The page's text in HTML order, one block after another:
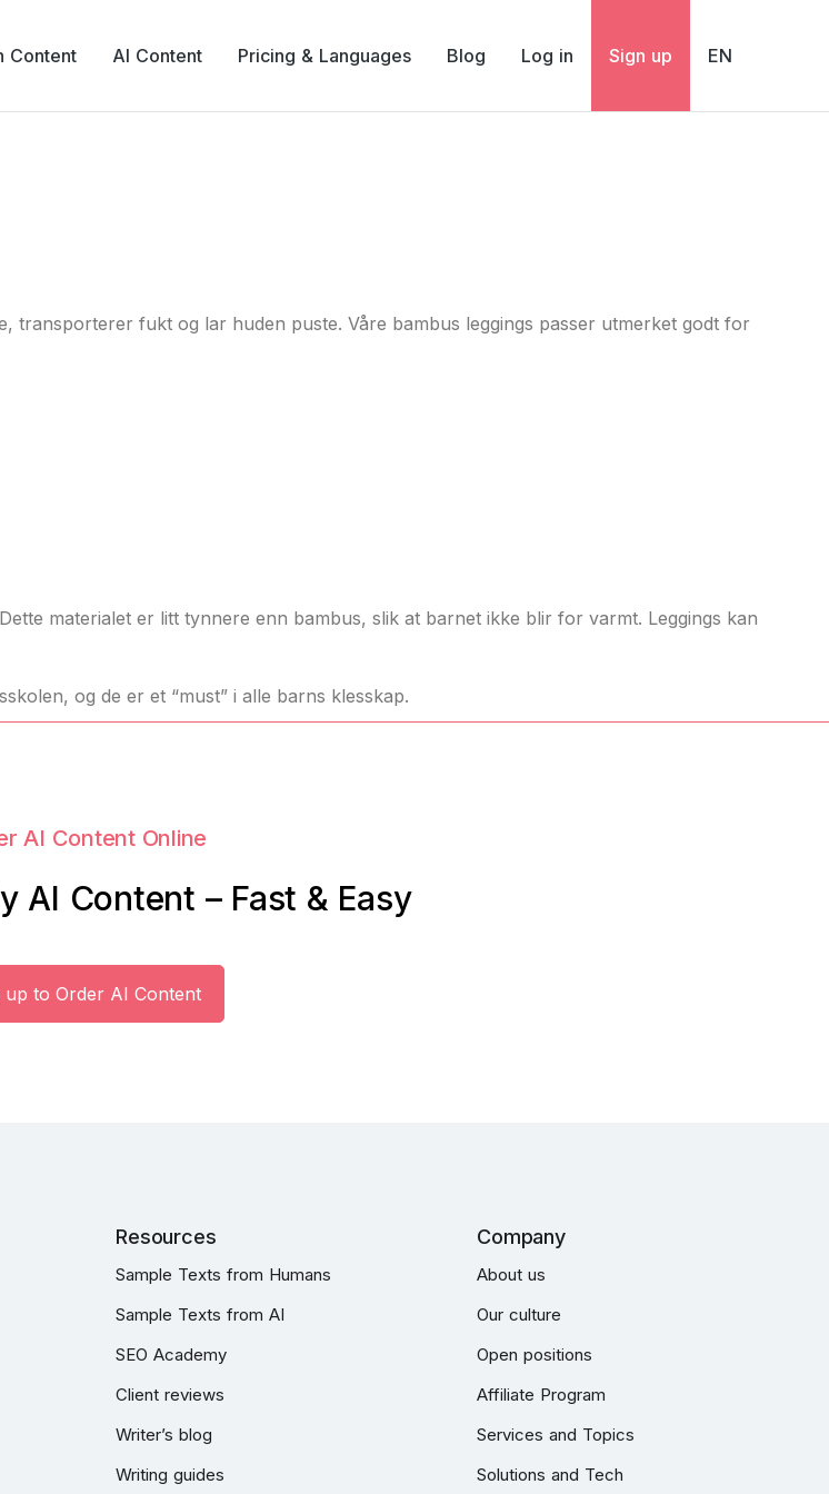
Content AI Content Pricing & Languages Blog Log in Sign up EN
transporterer fukt og lar huden puste. Våre bambus leggings passer utmerket godt for
materialet er litt tynnere enn bambus, slik at barnet ikke blir for varmt. Leggings kan
og de er et “must” i alle barns klesskap.
AI Content Online
AI Content – Fast & Easy
up to Order AI Content
Resources
Sample Texts from Humans
Sample Texts from AI
SEO Academy
Client reviews
Writer’s blog
Writing guides
Company
About us
Our culture
Open positions
Affiliate Program
Services and Topics
Solutions and Tech